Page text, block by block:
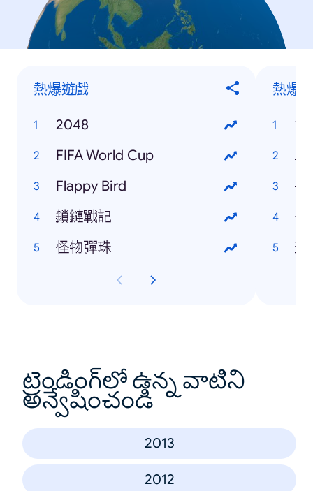
熱爆遊戲
2048
FIFA World Cup
Flappy Bird
鎖鏈戰記
怪物彈珠
熱爆
世
馬
冰
伊
蘇
ట్రెండింగ్‌లో ఉన్న వాటిని
అన్వేషించండి
2013
2012